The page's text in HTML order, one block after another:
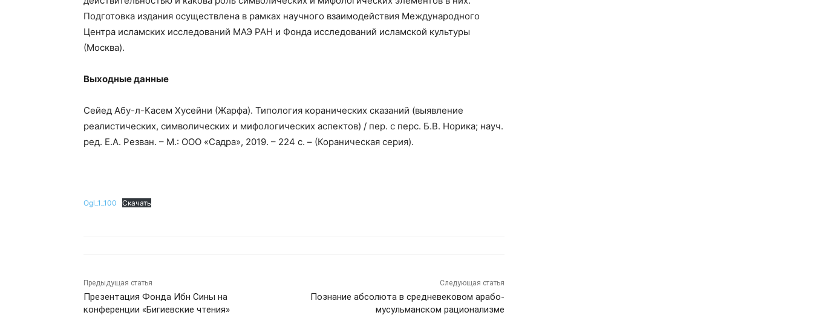
Подготовка издания осуществлена в рамках научного взаимодействия Международного
Центра исламских исследований МАЭ РАН и Фонда исследований исламской культуры
(Москва).
Выходные данные
Сейед Абу-л-Касем Хусейни (Жарфа). Типология коранических сказаний (выявление
реалистических, символических и мифологических аспектов) / пер. с перс. Б.В. Норика; науч.
ред. Е.А. Резван. – М.: ООО «Садра», 2019. – 224 с. – (Кораническая серия).
Ogl_1_100 Скачать
Предыдущая статья
Презентация Фонда Ибн Сины на
конференции «Бигиевские чтения»
Следующая статья
Познание абсолюта в средневековом арабо-
мусульманском рационализме